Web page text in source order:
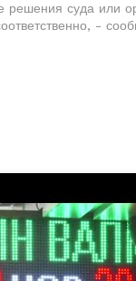
решения суда или
-